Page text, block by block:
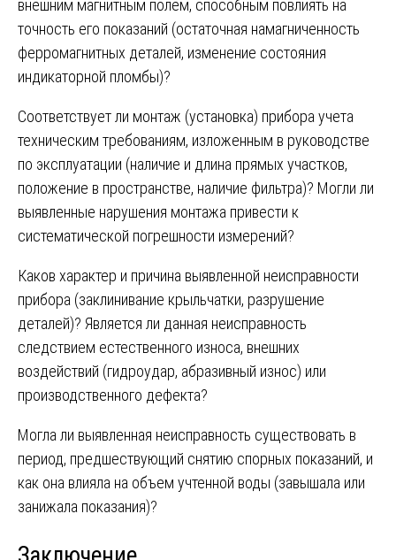
внешним магнитным полем, способным повлиять на
точность его показаний (остаточная намагниченность
ферромагнитных деталей, изменение состояния
индикаторной пломбы)?
Соответствует ли монтаж (установка) прибора учета
техническим требованиям, изложенным в руководстве
по эксплуатации (наличие и длина прямых участков,
положение в пространстве, наличие фильтра)? Могли ли
выявленные нарушения монтажа привести к
систематической погрешности измерений?
Каков характер и причина выявленной неисправности
прибора (заклинивание крыльчатки, разрушение
деталей)? Является ли данная неисправность
следствием естественного износа, внешних
воздействий (гидроудар, абразивный износ) или
производственного дефекта?
Могла ли выявленная неисправность существовать в
период, предшествующий снятию спорных показаний, и
как она влияла на объем учтенной воды (завышала или
занижала показания)?